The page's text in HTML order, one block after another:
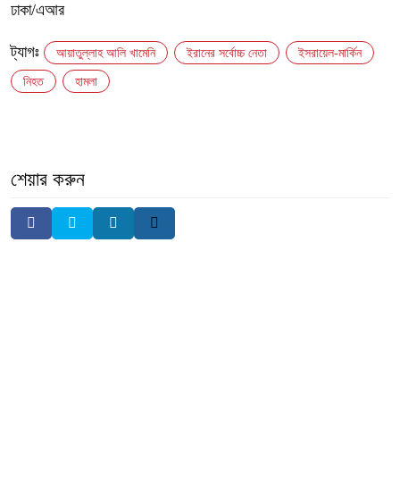
ঢাকা/এআর
ট্যাগঃ আয়াতুল্লাহ আলি খামেনি ইরানের সর্বোচ্চ নেতা ইসরায়েল-মার্কিন
নিহত হামলা
শেয়ার করুন